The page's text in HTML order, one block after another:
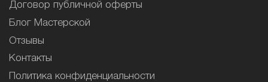
Договор публичной оферты
Блог Мастерской
Отзывы
Контакты
Политика конфиденциальности